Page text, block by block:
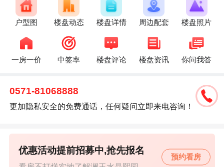
户型图 楼盘动态 楼盘详情 周边配套 楼盘照片
一房一价 中签率 楼盘评论 楼盘资讯 你问我答
0571-81068888
更加隐私安全的免费通话，任何疑问立即来电咨询！
优惠活动提前招募中,抢先报名
预约看房